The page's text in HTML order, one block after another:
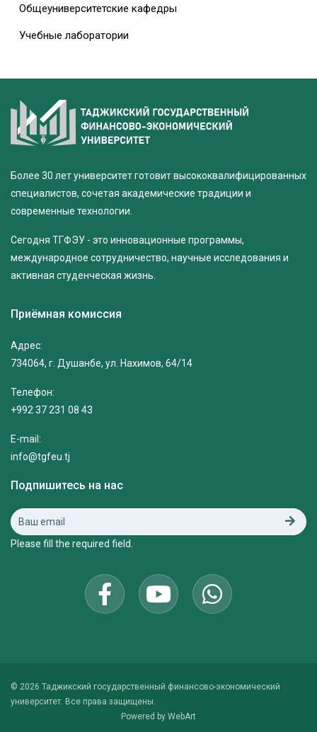
Общеуниверситетские кафедры
Учебные лаборатории
Более 30 лет университет готовит высококвалифицированных
специалистов, сочетая академические традиции и
современные технологии.
Сегодня ТГФЭУ - это инновационные программы,
международное сотрудничество, научные исследования и
активная студенческая жизнь.
Приёмная комиссия
Адрес:
734064, г. Душанбе, ул. Нахимов, 64/14
Телефон:
+992 37 231 08 43
E-mail:
info@tgfeu.tj
Подпишитесь на нас
Please fill the required field.
© 2026 Таджикский государственный финансово-экономический
университет. Все права защищены.
Powered by WebArt